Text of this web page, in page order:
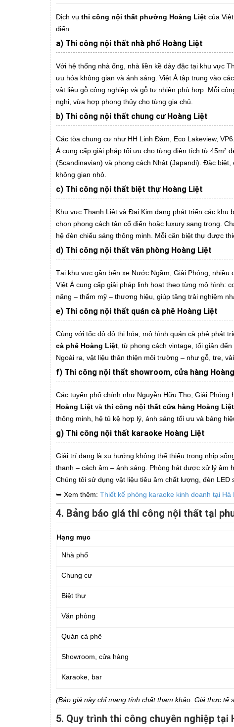
Dịch vụ thi công nội thất phường Hoàng Liệt của
điển.
a) Thi công nội thất nhà phố Hoàng Liệt
Với hệ thống nhà ống, nhà liền kề dày đặc tại khu vực
ưu hóa không gian và ánh sáng. Việt Á tập trung vào
vật liệu gỗ công nghiệp và gỗ tự nhiên phù hợp. Mỗi
nghi, vừa hợp phong thủy cho từng gia chủ.
b) Thi công nội thất chung cư Hoàng Liệt
Các tòa chung cư như HH Linh Đàm, Eco Lakeview,
Á cung cấp giải pháp tối ưu cho từng diện tích từ 45m²
(Scandinavian) và phong cách Nhật (Japandi). Đặc
không gian nhỏ.
c) Thi công nội thất biệt thự Hoàng Liệt
Khu vực Thanh Liệt và Đại Kim đang phát triển các khu
chọn phong cách tân cổ điển hoặc luxury sang trọng.
hệ đèn chiếu sáng thông minh. Mỗi căn biệt thự được
d) Thi công nội thất văn phòng Hoàng Liệt
Tại khu vực gần bến xe Nước Ngầm, Giải Phóng, nhiều
Việt Á cung cấp giải pháp linh hoạt theo từng mô hình:
năng – thẩm mỹ – thương hiệu, giúp tăng trải nghiệm
e) Thi công nội thất quán cà phê Hoàng Liệt
Cùng với tốc độ đô thị hóa, mô hình quán cà phê phát
cà phê Hoàng Liệt , từ phong cách vintage, tối giản
Ngoài ra, vật liệu thân thiện môi trường – như gỗ, tre,
f) Thi công nội thất showroom, cửa hàng
Các tuyến phố chính như Nguyễn Hữu Thọ, Giải
Hoàng Liệt và thi công nội thất cửa hàng Hoàng Liệt
thông minh, hệ tủ kệ hợp lý, ánh sáng tối ưu và bảng
g) Thi công nội thất karaoke Hoàng Liệt
Giải trí đang là xu hướng không thể thiếu trong nhịp
thanh – cách âm – ánh sáng. Phòng hát được xử lý âm
Chúng tôi sử dụng vật liệu tiêu âm chất lượng, đèn
➥ Xem thêm: Thiết kế phòng karaoke kinh doanh tại Hà
4. Bảng báo giá thi công nội thất tại
Hạng mục
Nhà phố
Chung cư
Biệt thự
Văn phòng
Quán cà phê
Showroom, cửa hàng
Karaoke, bar
(Báo giá này chỉ mang tính chất tham khảo. Giá thực
5. Quy trình thi công chuyên nghiệp tại